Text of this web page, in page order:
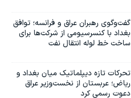
گفت‌وگوی رهبران عراق و فرانسه؛ توافق
بغداد با کنسرسیومی از شرکت‌ها برای
ساخت خط لوله انتقال نفت
تحرکات تازه دیپلماتیک میان بغداد و
ریاض؛ عربستان از نخست‌وزیر عراق
دعوت رسمی کرد